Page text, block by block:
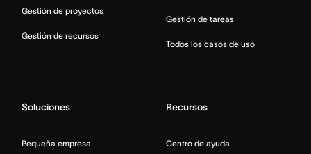
Gestión de proyectos
Gestión de recursos
Gestión de tareas
Todos los casos de uso
Soluciones
Pequeña empresa
Recursos
Centro de ayuda